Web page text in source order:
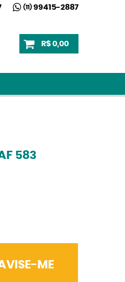
(11)99415-2887
R$ 0,00
583
ME